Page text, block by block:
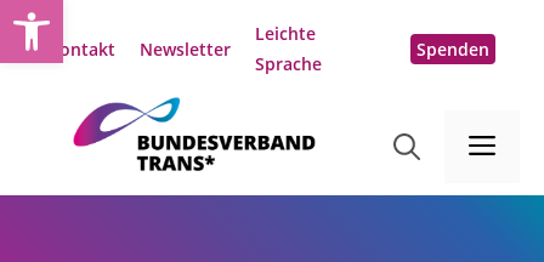
Zum
Inhalt
Kontakt Newsletter
Leichte
Sprache
Spenden